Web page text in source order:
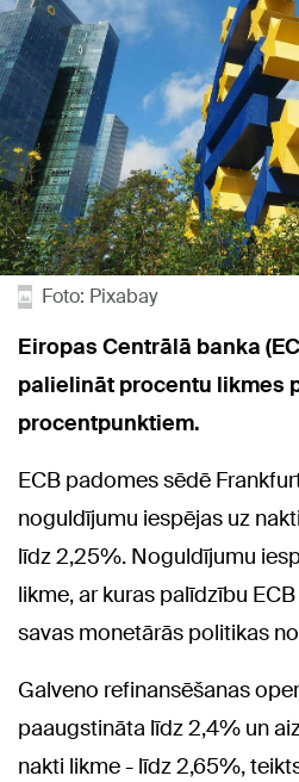
Foto: Pixabay
Eiropas Centrālā banka
palielināt procentu likmes
procentpunktiem.
ECB padomes sēdē
noguldījumu iespējas uz
līdz 2,25%. Noguldījumu
likme, ar kuras palīdzību
savas monetārās politikas
Galveno refinansēšanas
paaugstināta līdz 2,4% un
nakti likme - līdz 2,65%,